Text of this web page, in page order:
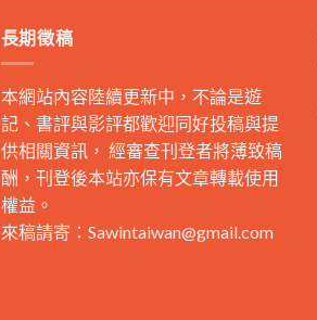
長期徵稿
本網站內容陸續更新中，不論是遊
記、書評與影評都歡迎同好投稿與提
供相關資訊， 經審查刊登者將薄致稿
酬，刊登後本站亦保有文章轉載使用
權益。
來稿請寄： Sawintaiwan@gmail.com